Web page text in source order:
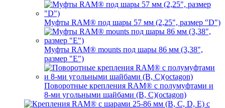
Муфты RAM® под шары 57 мм (2,25", размер "D")
Муфты RAM® mounts под шары 86 мм (3,38",
размер "E")
Поворотные крепления RAM® c полумуфтами и
8-ми угольными шайбами (B, C)(octagon)